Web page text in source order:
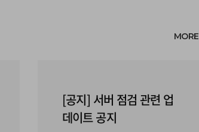
MORE
[공지] 서버 점검 관련 업
데이트 공지